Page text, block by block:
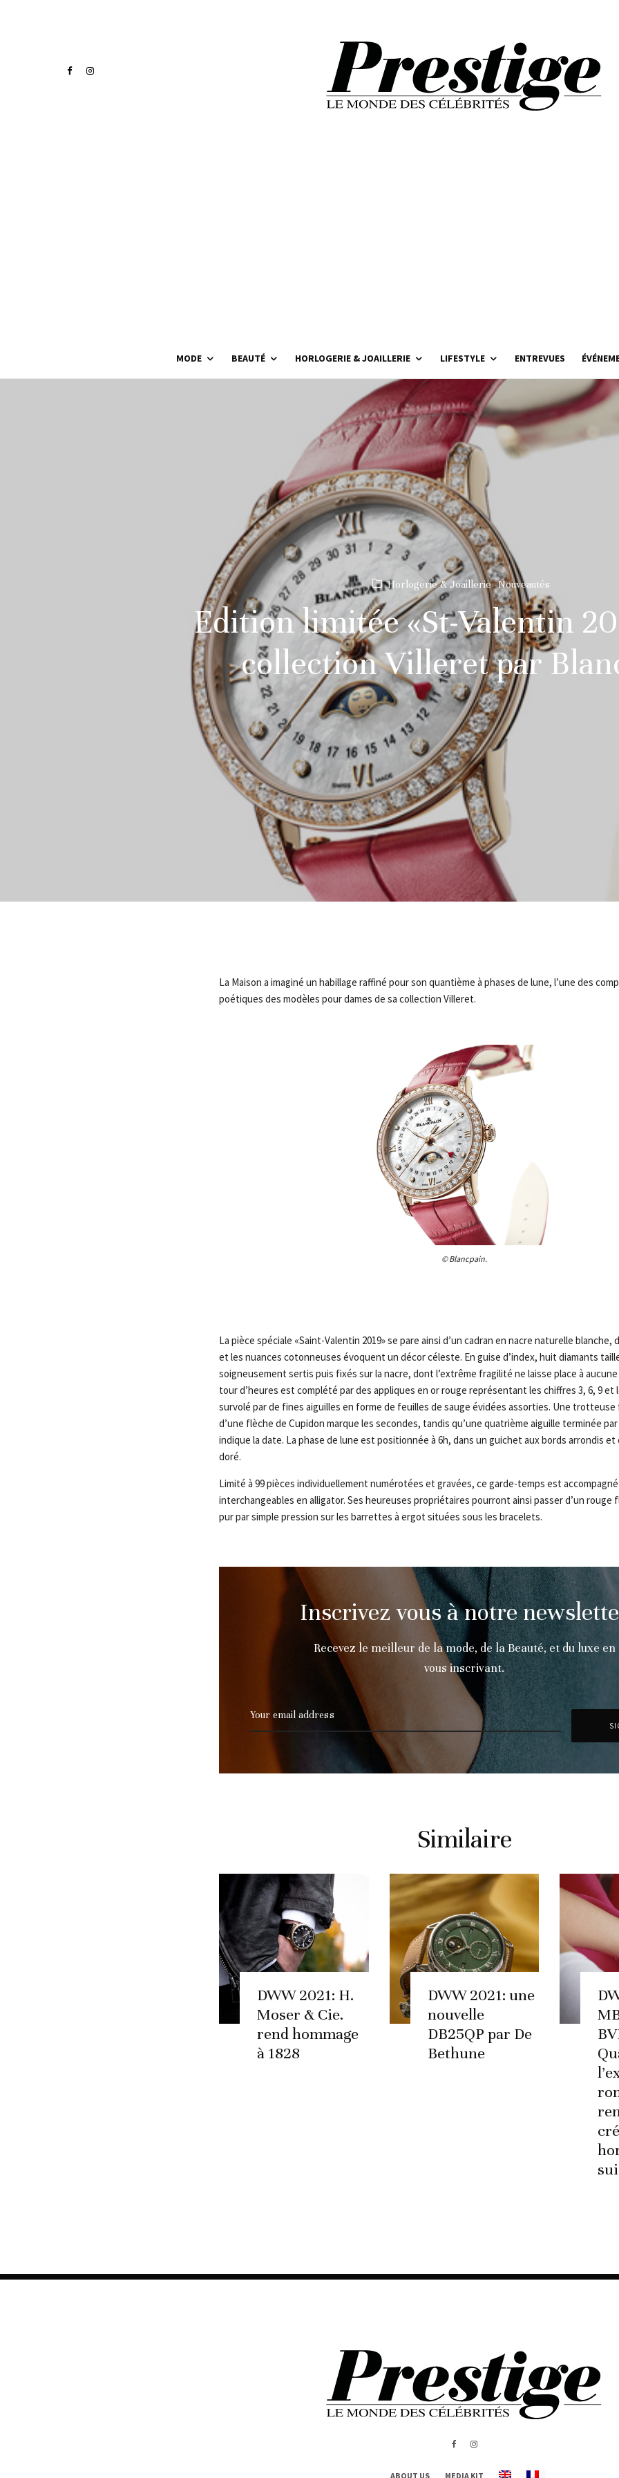
MODE BEAUTÉ HORLOGERIE & JOAILLERIE LIFESTYLE ENTREVUES
Horlogerie & Joaillerie Nouveautés
Edition limitée «St-Valentin
collection Villeret par
La Maison a imaginé un habillage raffiné pour son quantième à phases de lune, l’une des
poétiques des modèles pour dames de sa collection Villeret.
© Blancpain.
La pièce spéciale «Saint-Valentin 2019» se pare ainsi d’un cadran en nacre naturelle
et les nuances cotonneuses évoquent un décor céleste. En guise d’index, huit diamants
soigneusement sertis puis fixés sur la nacre, dont l’extrême fragilité ne laisse place à aucune
tour d’heures est complété par des appliques en or rouge représentant les chiffres 3, 6, 9 et
survolé par de fines aiguilles en forme de feuilles de sauge évidées assorties. Une trotteuse
d’une flèche de Cupidon marque les secondes, tandis qu’une quatrième aiguille terminée
indique la date. La phase de lune est positionnée à 6h, dans un guichet aux bords arrondis et
doré.
Limité à 99 pièces individuellement numérotées et gravées, ce garde-temps est
interchangeables en alligator. Ses heureuses propriétaires pourront ainsi passer d’un rouge
pur par simple pression sur les barrettes à ergot situées sous les bracelets.
Inscrivez vous à notre
Recevez le meilleur de la mode, de la Beauté, et du luxe en
vous inscrivant.
Similaire
DWW 2021: H.
Moser & Cie.
rend hommage
à 1828
DWW 2021: une
nouvelle
DB25QP par De
Bethune
ABOUT US MEDIA KIT